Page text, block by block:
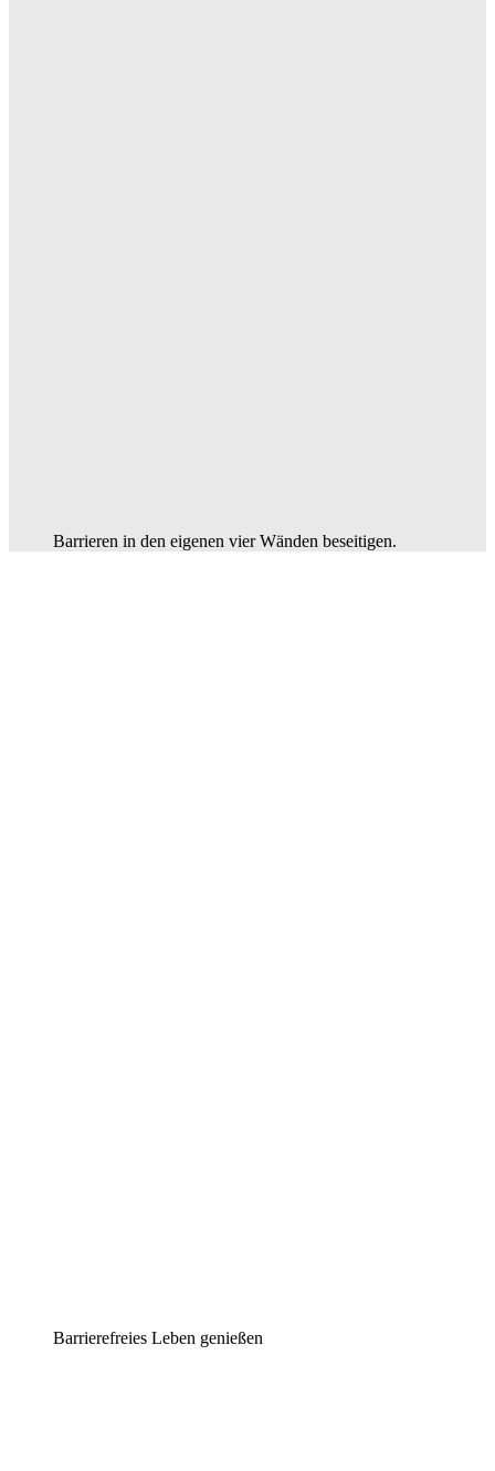
Barrieren in den eigenen vier Wänden beseitigen.
Barrierefreies Leben genießen